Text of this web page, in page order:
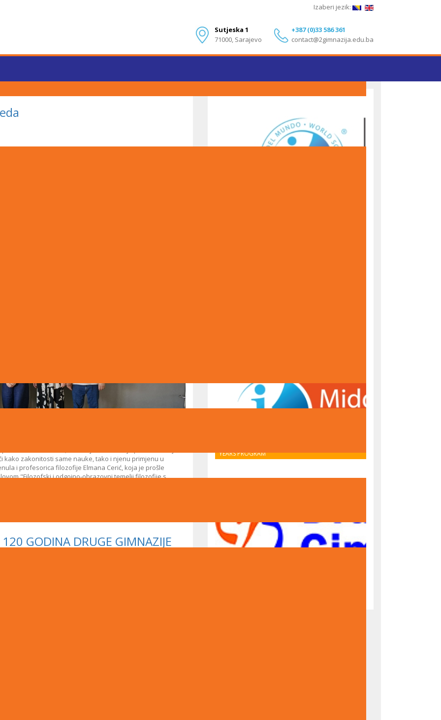
+387 (0)33 586 361
contact@2gimnazija.edu.ba
Sutjeska 1
71000, Sarajevo
Izaberi jezik:
za školsku 2025/2026. godinu. Klikom na link možete
PROCES
rada u nastavi, nastavljali izučavanje predmeta koji
kako zakonitosti same nauke, tako i njenu primjenu u
i profesorica filozofije Elmana Cerić, koja je prošle
"Filozofski i odgojno-obrazovni temelji filozofije s
na Filozofskom fakultetu u Zagrebu i rezultat je
te ponudilo neke alternativne odgojno-obrazovne
GODINA DRUGE GIMNAZIJE
YEARS PROGRAM